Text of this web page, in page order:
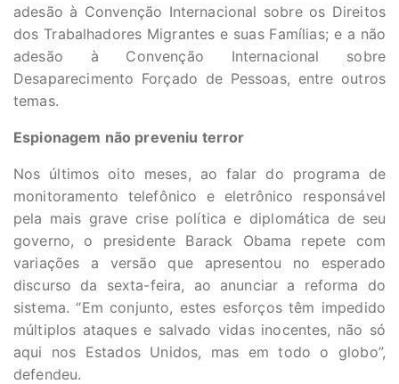
adesão à Convenção Internacional sobre os Direitos
dos Trabalhadores Migrantes e suas Famílias; e a não
adesão à Convenção Internacional sobre
Desaparecimento Forçado de Pessoas, entre outros
temas.
Espionagem não preveniu terror
Nos últimos oito meses, ao falar do programa de
monitoramento telefônico e eletrônico responsável
pela mais grave crise política e diplomática de seu
governo, o presidente Barack Obama repete com
variações a versão que apresentou no esperado
discurso da sexta-feira, ao anunciar a reforma do
sistema. “Em conjunto, estes esforços têm impedido
múltiplos ataques e salvado vidas inocentes, não só
aqui nos Estados Unidos, mas em todo o globo”,
defendeu.